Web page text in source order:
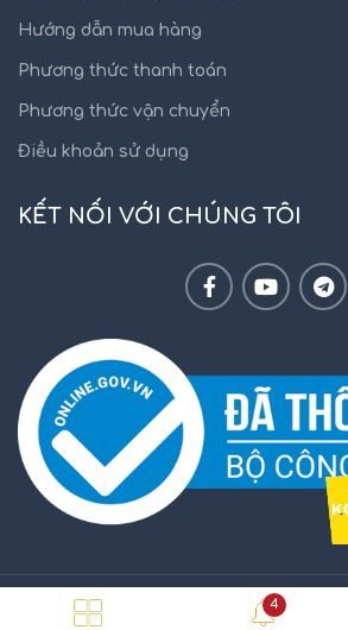
Hướng dẫn mua hàng
Phương thức thanh toán
Phương thức vận chuyển
Điều khoản sử dụng
KẾT NỐI VỚI CHÚNG TÔI
KOCHI.VN4